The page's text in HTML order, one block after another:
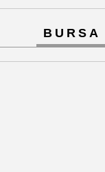
BURSA